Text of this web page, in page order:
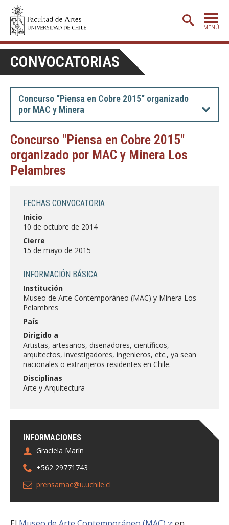
MENÚ
PORTADA
ADMISIÓN
ETAPA BÁSICA
POSTGRADO
EXTENSIÓN
CREACIÓN
Estudiantes
Académicas/os
CONVOCATORIAS
Concurso "Piensa en Cobre 2015" organizado
por MAC y Minera
Concurso "Piensa en Cobre 2015"
organizado por MAC y Minera Los
Pelambres
INFORMACIONES
Graciela Marín
+562 29771743
prensamac@u.uchile.cl
FECHAS CONVOCATORIA
Inicio
10 de octubre de 2014
Cierre
15 de mayo de 2015
INFORMACIÓN BÁSICA
Institución
Museo de Arte Contemporáneo (MAC) y Minera Los
Pelambres
País
Dirigido a
Artistas, artesanos, diseñadores, científicos,
arquitectos, investigadores, ingenieros, etc., ya sean
nacionales o extranjeros residentes en Chile.
Disciplinas
Arte y Arquitectura